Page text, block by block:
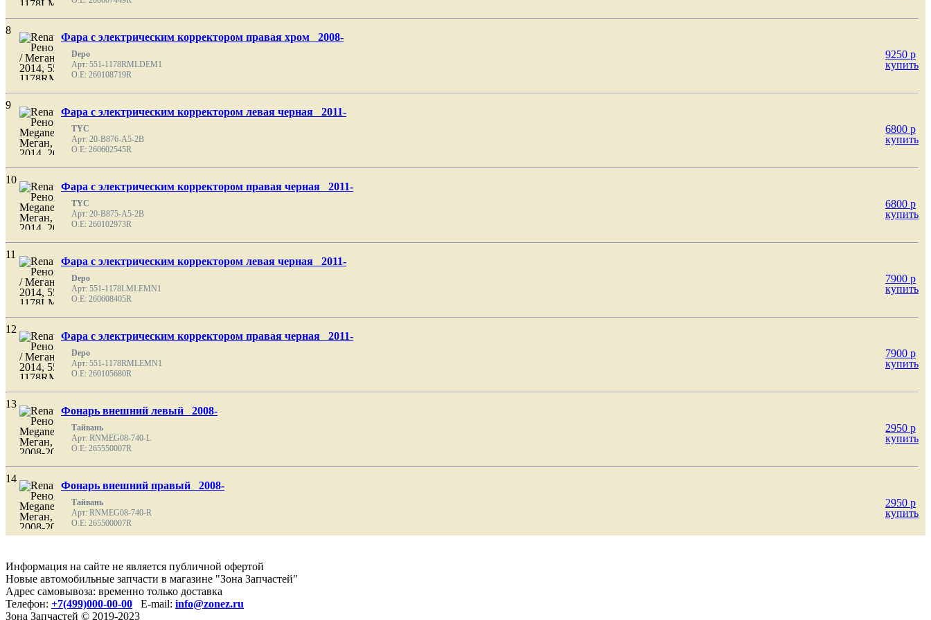
8
Фара с электрическим корректором правая хром 2008-
Depo
Арт: 551-1178RMLDEM1
O.E: 260108719R
9250 p
купить
9
Фара с электрическим корректором левая черная 2011-
TYC
Арт: 20-B876-A5-2B
O.E: 260602545R
6800 p
купить
10
Фара с электрическим корректором правая черная 2011-
TYC
Арт: 20-B875-A5-2B
O.E: 260102973R
6800 p
купить
11
Фара с электрическим корректором левая черная 2011-
Depo
Арт: 551-1178LMLEMN1
O.E: 260608405R
7900 p
купить
12
Фара с электрическим корректором правая черная 2011-
Depo
Арт: 551-1178RMLEMN1
O.E: 260105680R
7900 p
купить
13
Фонарь внешний левый 2008-
Тайвань
Арт: RNMEG08-740-L
O.E: 265550007R
2950 p
купить
14
Фонарь внешний правый 2008-
Тайвань
Арт: RNMEG08-740-R
O.E: 265500007R
2950 p
купить
Информация на сайте не является публичной офертой
Новые автомобильные запчасти в магазине "Зона Запчастей"
Адрес самовывоза: временно только доставка
Телефон: +7(499)000-00-00 E-mail: info@zonez.ru
Зона Запчастей © 2019-2023